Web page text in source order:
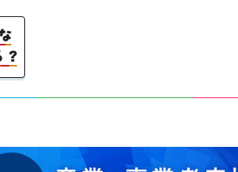
ト 地域を支える産業を応援しま